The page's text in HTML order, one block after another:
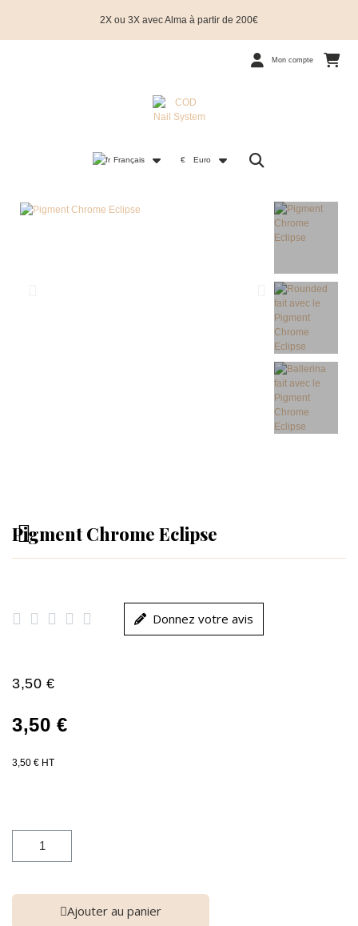
2X ou 3X avec Alma à partir de 200€
Mon compte
Français € Euro
Pigment Chrome Eclipse
     Donnez votre avis
3,50 €
3,50 €
3,50 € HT
Ajouter au panier